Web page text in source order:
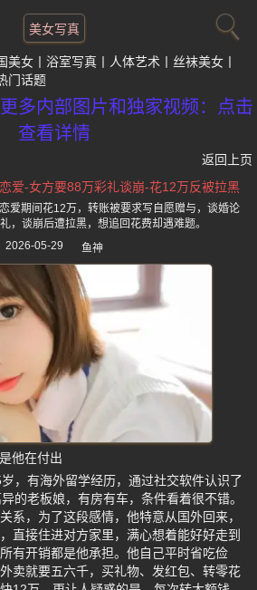
美女写真
美女 浴室写真 人体艺术
丝袜美女
门话题
多内部图片和独家视频：点击
查看详情
返回上页
爱-女方要88万彩礼谈崩-花12万反被拉黑
爱期间花12万，转账被要求写自愿赠与，谈婚论
，谈崩后遭拉黑，想追回花费却遇难题。
2026-05-29
鱼神
他在付出
，有海外留学经历，通过社交软件认识了
的老板娘，有房有车，条件看着很不错。
系，为了这段感情，他特意从国外回来，
直接住进对方家里，满心想着能好好走到
有开销都是他承担。他自己平时省吃俭
卖就要五六千，买礼物、发红包、转零花